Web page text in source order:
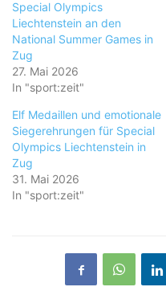
Special Olympics
Liechtenstein an den
National Summer Games in
Zug
27. Mai 2026
In "sport:zeit"
Elf Medaillen und emotionale
Siegerehrungen für Special
Olympics Liechtenstein in
Zug
31. Mai 2026
In "sport:zeit"